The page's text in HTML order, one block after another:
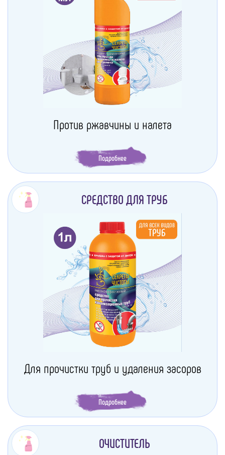
Против ржавчины и налета
Подробнее
СРЕДСТВО ДЛЯ ТРУБ
Для прочистки труб и удаления засоров
Подробнее
ОЧИСТИТЕЛЬ